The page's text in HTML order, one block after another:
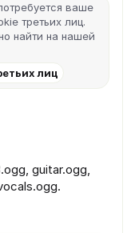
ваше
третьих лиц.
найти на нашей
лиц
guitar.ogg,